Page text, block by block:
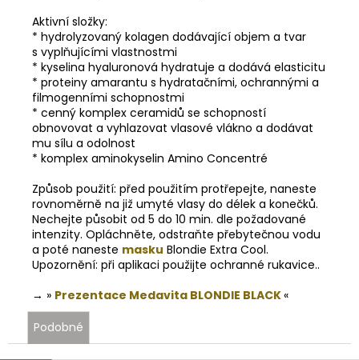
Aktivní složky:
* hydrolyzovaný kolagen dodávající objem a tvar
s vyplňujícími vlastnostmi
* kyselina hyaluronová hydratuje a dodává elasticitu
* proteiny amarantu s hydratačními, ochrannými a
filmogenními schopnostmi
* cenný komplex ceramidů se schopností
obnovovat a vyhlazovat vlasové vlákno a dodávat
mu sílu a odolnost
* komplex aminokyselin Amino Concentré
Způsob použití: před použitím protřepejte, naneste
rovnoměrně na již umyté vlasy do délek a konečků.
Nechejte působit od 5 do 10 min. dle požadované
intenzity. Opláchněte, odstraňte přebytečnou vodu
a poté naneste masku Blondie Extra Cool.
Upozornění: při aplikaci použijte ochranné rukavice..
→ » Prezentace Medavita BLONDIE BLACK«
Podobné